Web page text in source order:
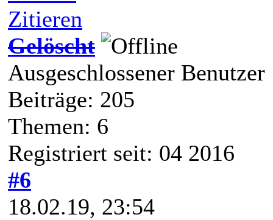
Zitieren
Gelöscht
Ausgeschlossener Benutzer
Beiträge: 205
Themen: 6
Registriert seit: 04 2016
#6
18.02.19, 23:54